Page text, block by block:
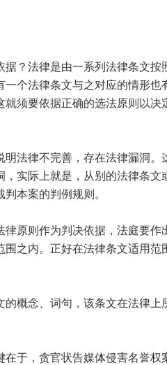
？法律是由一系列法律条文
个法律条文与之对应的情形
须要依据正确的选法原则以决
法律不完善，存在法律漏洞
实际上就是，从别的法律条
本案的判例规则。
原则作为判决依据，法庭要
之内。正好在法律条文适用
概念、词句，该条文在法律
于，贪官状告媒体侵害名誉权